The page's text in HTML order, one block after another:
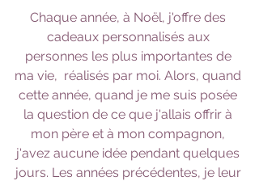
Chaque année, à Noël, j'offre des
cadeaux personnalisés aux
personnes les plus importantes de
ma vie,  réalisés par moi. Alors, quand
cette année, quand je me suis posée
la question de ce que j'allais offrir à
mon père et à mon compagnon,
j'avez aucune idée pendant quelques
jours. Les années précédentes, je leur